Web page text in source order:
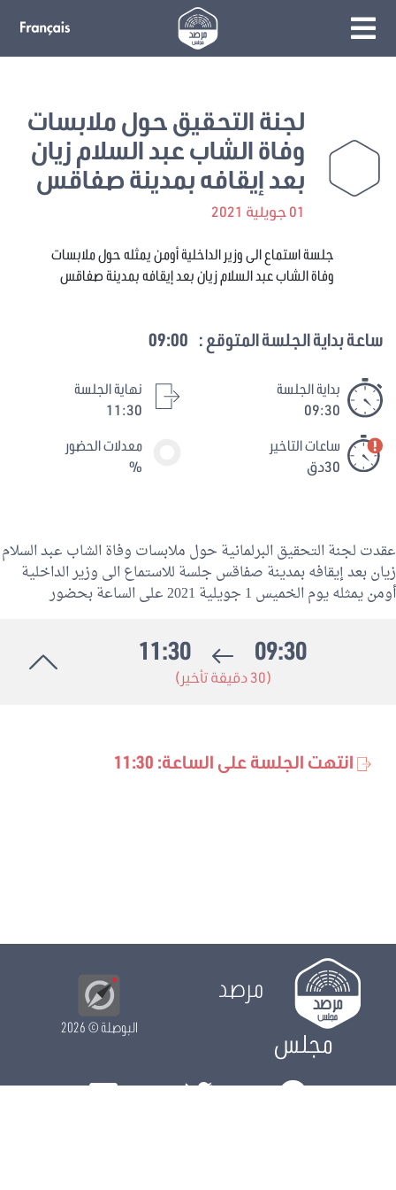
لجنة التحقيق حول ملابسات
وفاة الشاب عبد السلام زيان
بعد إيقافه بمدينة صفاقس
01 جويلية 2021
جلسة استماع الى وزير الداخلية أومن يمثله حول ملابسات
وفاة الشاب عبد السلام زيان بعد إيقافه بمدينة صفاقس
ساعة بداية الجلسة المتوقع : 09:00
بداية الجلسة
09:30
نهاية الجلسة
11:30
ساعات التاخير
30دق
معدلات الحضور
%
عقدت لجنة التحقيق البرلمانية حول ملابسات وفاة الشاب عبد السلام
زيان بعد إيقافه بمدينة صفاقس جلسة للاستماع الى وزير الداخلية
أومن يمثله يوم الخميس 1 جويلية 2021 على الساعة بحضور
09:30
11:30
(30 دقيقة تأخير)
انتهت الجلسة على الساعة: 11:30
مرصد
مجلس
البوصلة© 2026